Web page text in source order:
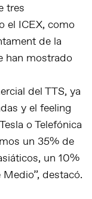
tres
el ICEX, como
de la
han mostrado
del TTS, ya
y el feeling
o Telefónica
un 35% de
un 10%
destacó.